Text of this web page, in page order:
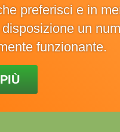
preferisci e in
un
funzionante.